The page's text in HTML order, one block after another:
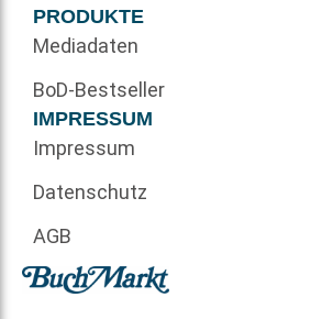
PRODUKTE
Mediadaten
BoD-Bestseller
IMPRESSUM
Impressum
Datenschutz
AGB